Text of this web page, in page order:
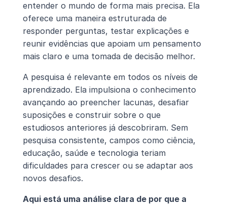
entender o mundo de forma mais precisa. Ela
oferece uma maneira estruturada de
responder perguntas, testar explicações e
reunir evidências que apoiam um pensamento
mais claro e uma tomada de decisão melhor.
A pesquisa é relevante em todos os níveis de
aprendizado. Ela impulsiona o conhecimento
avançando ao preencher lacunas, desafiar
suposições e construir sobre o que
estudiosos anteriores já descobriram. Sem
pesquisa consistente, campos como ciência,
educação, saúde e tecnologia teriam
dificuldades para crescer ou se adaptar aos
novos desafios.
Aqui está uma análise clara de por que a